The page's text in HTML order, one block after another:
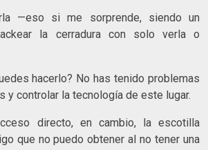
—eso si me sorprende, siendo un
la cerradura con solo verla o
hacerlo? No has tenido problemas
y controlar la tecnología de este lugar.
directo, en cambio, la escotilla
que no puedo obtener al no tener una